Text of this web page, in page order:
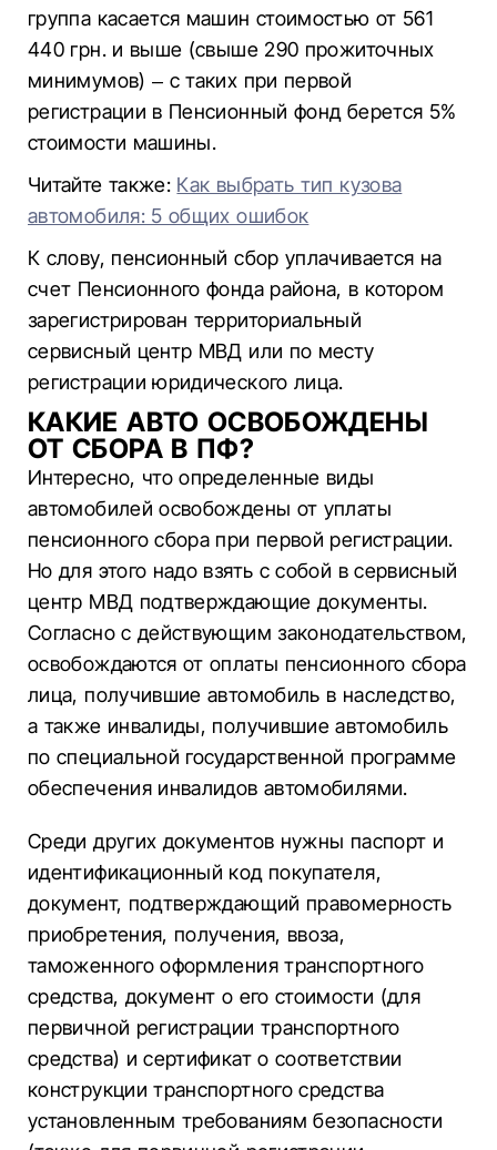
группа касается машин стоимостью от 561
440 грн. и выше (свыше 290 прожиточных
минимумов) – с таких при первой
регистрации в Пенсионный фонд берется 5%
стоимости машины.
Читайте также: Как выбрать тип кузова
автомобиля: 5 общих ошибок
К слову, пенсионный сбор уплачивается на
счет Пенсионного фонда района, в котором
зарегистрирован территориальный
сервисный центр МВД или по месту
регистрации юридического лица.
КАКИЕ АВТО ОСВОБОЖДЕНЫ
ОТ СБОРА В ПФ?
Интересно, что определенные виды
автомобилей освобождены от уплаты
пенсионного сбора при первой регистрации.
Но для этого надо взять с собой в сервисный
центр МВД подтверждающие документы.
Согласно с действующим законодательством,
освобождаются от оплаты пенсионного сбора
лица, получившие автомобиль в наследство,
а также инвалиды, получившие автомобиль
по специальной государственной программе
обеспечения инвалидов автомобилями.
Среди других документов нужны паспорт и
идентификационный код покупателя,
документ, подтверждающий правомерность
приобретения, получения, ввоза,
таможенного оформления транспортного
средства, документ о его стоимости (для
первичной регистрации транспортного
средства) и сертификат о соответствии
конструкции транспортного средства
установленным требованиям безопасности